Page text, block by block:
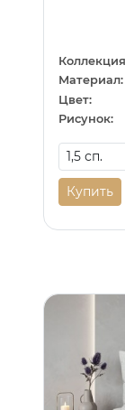
Материал:
Цвет:
Рисунок:
Купить